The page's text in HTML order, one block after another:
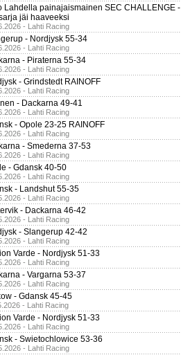
Lahdella painajaismainen SEC CHALLENGE -
jäi haaveeksi
- Lahti Racing
- Nordjysk 55-34
- Lahti Racing
- Piraterna 55-34
- Lahti Racing
- Grindstedt RAINOFF
- Lahti Racing
- Dackarna 49-41
- Lahti Racing
- Opole 23-25 RAINOFF
- Lahti Racing
- Smederna 37-53
- Lahti Racing
- Gdansk 40-50
- Lahti Racing
- Landshut 55-35
- Lahti Racing
- Dackarna 46-42
- Lahti Racing
- Slangerup 42-42
- Lahti Racing
Varde - Nordjysk 51-33
- Lahti Racing
- Vargarna 53-37
- Lahti Racing
- Gdansk 45-45
- Lahti Racing
Varde - Nordjysk 51-33
- Lahti Racing
- Swietochlowice 53-36
- Lahti Racing